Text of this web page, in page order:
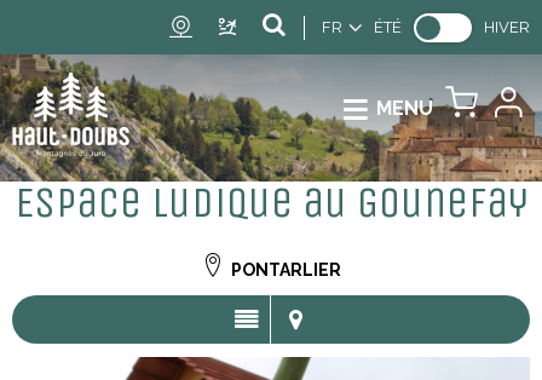
FR ÉTÉ HIVER
MENU
Espace ludique au Gounefay
PONTARLIER